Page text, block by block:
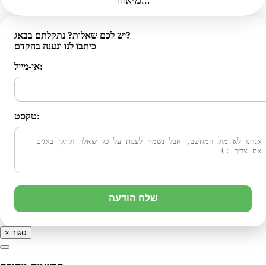
יש לכם שאלות? נתקלתם בבאג?
כיתבו לנו ונענה בהקדם
אי-מייל:
טקסט:
שלח הודעה
× סגור